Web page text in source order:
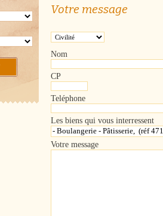
Votre message
Nom
CP
Teléphone
Les biens qui vous interressent
Votre message